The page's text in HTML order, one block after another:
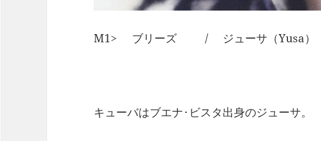
M1> ブリーズ / ジューサ（Yusa）
キューバはブエナ･ビスタ出身のジューサ。